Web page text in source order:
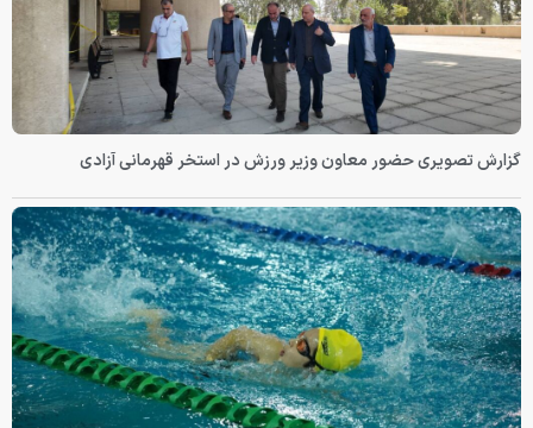
گزارش تصویری حضور معاون وزیر ورزش در استخر قهرمانی آزادی